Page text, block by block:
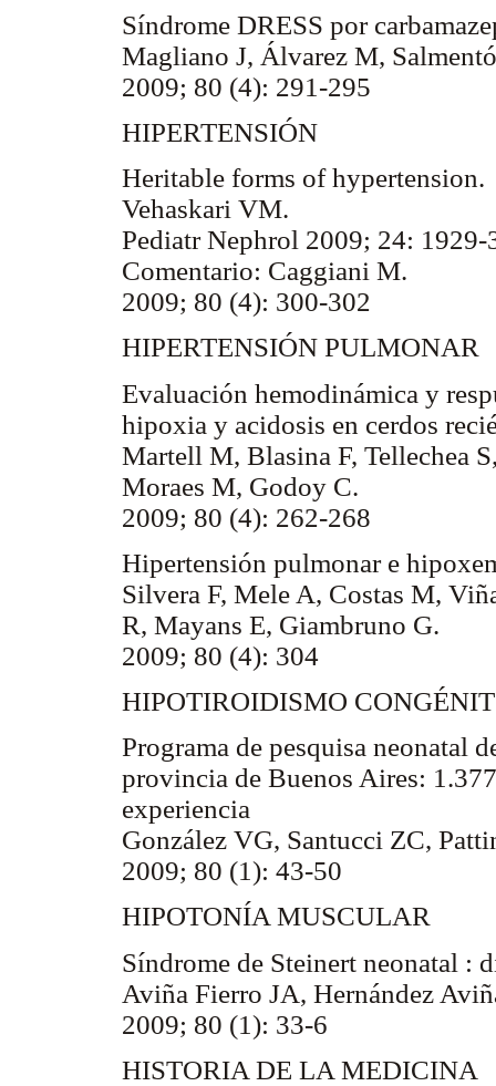
Síndrome DRESS por
Magliano J, Álvarez M,
2009; 80 (4): 291-295
HIPERTENSIÓN
Heritable forms of hypertension.
Vehaskari VM.
Pediatr Nephrol 2009; 24: 1929-
Comentario: Caggiani M.
2009; 80 (4): 300-302
HIPERTENSIÓN PULMONAR
Evaluación hemodinámica y
hipoxia y acidosis en cerdos
Martell M, Blasina F, Tellechea
Moraes M, Godoy C.
2009; 80 (4): 262-268
Hipertensión pulmonar e
Silvera F, Mele A, Costas M,
R, Mayans E, Giambruno G.
2009; 80 (4): 304
HIPOTIROIDISMO
Programa de pesquisa neonatal
provincia de Buenos Aires:
experiencia
González VG, Santucci ZC,
2009; 80 (1): 43-50
HIPOTONÍA MUSCULAR
Síndrome de Steinert neonatal :
Aviña Fierro JA, Hernández
2009; 80 (1): 33-6
HISTORIA DE LA MEDICINA